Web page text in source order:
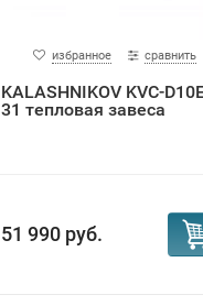
избранное сравнить
KALASHNIKOV KVC-
31 тепловая завеса
51 990 руб.